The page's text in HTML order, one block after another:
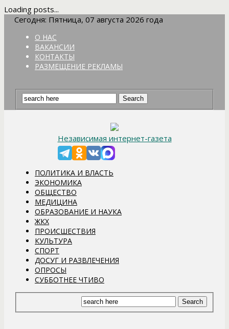
Loading posts...
Сегодня: Пятница, 07 августа 2026 года
О НАС
ВАКАНСИИ
КОНТАКТЫ
РАЗМЕЩЕНИЕ РЕКЛАМЫ
Независимая интернет-газета
ПОЛИТИКА И ВЛАСТЬ
ЭКОНОМИКА
ОБЩЕСТВО
МЕДИЦИНА
ОБРАЗОВАНИЕ И НАУКА
ЖКХ
ПРОИСШЕСТВИЯ
КУЛЬТУРА
СПОРТ
ДОСУГ И РАЗВЛЕЧЕНИЯ
ОПРОСЫ
СУББОТНЕЕ ЧТИВО